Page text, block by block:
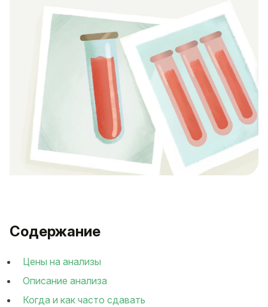
Содержание
Цены на анализы
Описание анализа
Когда и как часто сдавать